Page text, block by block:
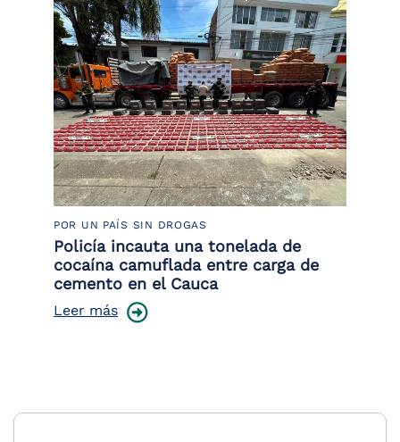
POR UN PAÍS SIN DROGAS
Policía incauta una tonelada de
cocaína camuflada entre carga de
cemento en el Cauca
Leer más